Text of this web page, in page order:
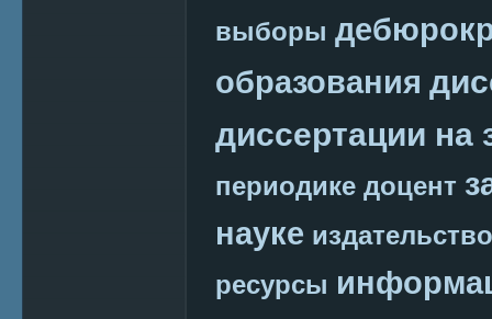
выборы
образования
диссертации на
периодике доцент
науке издательство
ресурсы